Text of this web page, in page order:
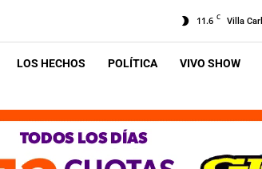
11.6 C Villa
LOS HECHOS POLÍTICA VIVO SHOW